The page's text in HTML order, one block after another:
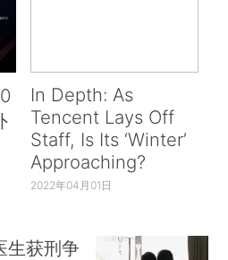
In Depth: As
Tencent Lays Off
Staff, Is Its ‘Winter’
Approaching?
2022年04月01日
生获刑争